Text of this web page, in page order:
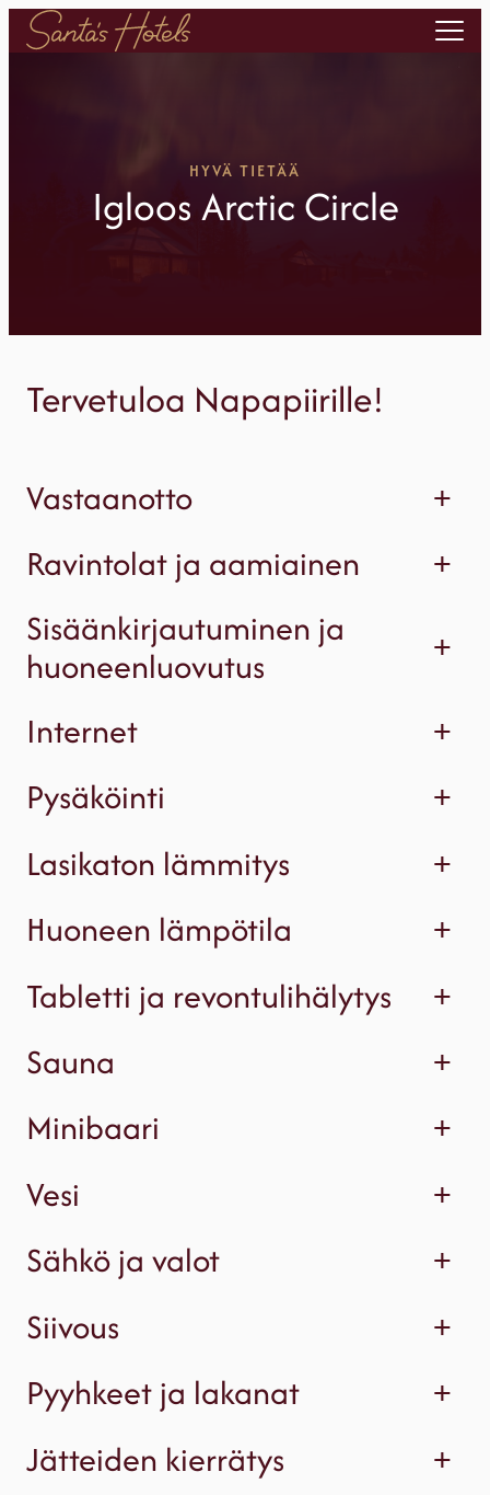
Siirry
sisältöön
HYVÄ TIETÄÄ
Igloos Arctic Circle
Tervetuloa Napapiirille!
Vastaanotto
+
Ravintolat ja aamiainen
+
Sisäänkirjautuminen ja
huoneenluovutus
+
Internet
+
Pysäköinti
+
Lasikaton lämmitys
+
Huoneen lämpötila
+
Tabletti ja revontulihälytys
+
Sauna
+
Minibaari
+
Vesi
+
Sähkö ja valot
+
Siivous
+
Pyyhkeet ja lakanat
+
Jätteiden kierrätys
+